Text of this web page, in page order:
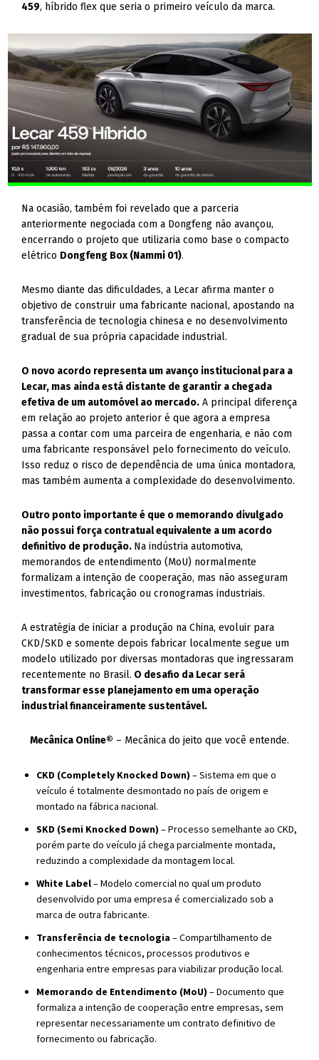
459, híbrido flex que seria o primeiro veículo da marca.
Na ocasião, também foi revelado que a parceria
anteriormente negociada com a Dongfeng não avançou,
encerrando o projeto que utilizaria como base o compacto
elétrico Dongfeng Box (Nammi 01).
Mesmo diante das dificuldades, a Lecar afirma manter o
objetivo de construir uma fabricante nacional, apostando na
transferência de tecnologia chinesa e no desenvolvimento
gradual de sua própria capacidade industrial.
O novo acordo representa um avanço institucional para a
Lecar, mas ainda está distante de garantir a chegada
efetiva de um automóvel ao mercado. A principal diferença
em relação ao projeto anterior é que agora a empresa
passa a contar com uma parceira de engenharia, e não com
uma fabricante responsável pelo fornecimento do veículo.
Isso reduz o risco de dependência de uma única montadora,
mas também aumenta a complexidade do desenvolvimento.
Outro ponto importante é que o memorando divulgado
não possui força contratual equivalente a um acordo
definitivo de produção. Na indústria automotiva,
memorandos de entendimento (MoU) normalmente
formalizam a intenção de cooperação, mas não asseguram
investimentos, fabricação ou cronogramas industriais.
A estratégia de iniciar a produção na China, evoluir para
CKD/SKD e somente depois fabricar localmente segue um
modelo utilizado por diversas montadoras que ingressaram
recentemente no Brasil. O desafio da Lecar será
transformar esse planejamento em uma operação
industrial financeiramente sustentável.
Mecânica Online® – Mecânica do jeito que você entende.
CKD (Completely Knocked Down) – Sistema em que o
veículo é totalmente desmontado no país de origem e
montado na fábrica nacional.
SKD (Semi Knocked Down) – Processo semelhante ao CKD,
porém parte do veículo já chega parcialmente montada,
reduzindo a complexidade da montagem local.
White Label– Modelo comercial no qual um produto
desenvolvido por uma empresa é comercializado sob a
marca de outra fabricante.
Transferência de tecnologia – Compartilhamento de
conhecimentos técnicos, processos produtivos e
engenharia entre empresas para viabilizar produção local.
Memorando de Entendimento (MoU) – Documento que
formaliza a intenção de cooperação entre empresas, sem
representar necessariamente um contrato definitivo de
fornecimento ou fabricação.